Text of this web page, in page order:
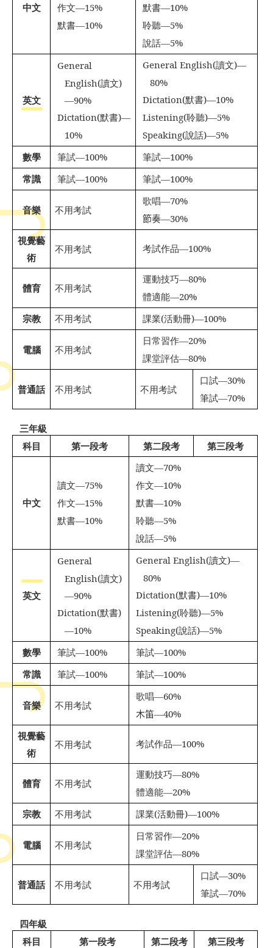
中文 作文—15%
默書—10%
默書—10%
聆聽—5%
說話—5%
英文
General
English(讀文)
—90%
Dictation(默書)—
10%
General English(讀文)—
80%
Dictation(默書)—10%
Listening(聆聽)—5%
Speaking(說話)—5%
數學
筆試—100% 筆試—100%
常識
筆試—100% 筆試—100%
音樂 不用考試
歌唱—70%
節奏—30%
視覺藝
術
不用考試 考試作品—100%
體育 不用考試
運動技巧—80%
體適能—20%
宗教
不用考試 課業(活動冊)—100%
電腦 不用考試
日常習作—20%
課堂評估—80%
普通話 不用考試 不用考試
口試—30%
筆試—70%
三年級
科目
第一段考 第二段考 第三段考
中文
讀文—75%
作文—15%
默書—10%
讀文—70%
作文—10%
默書—10%
聆聽—5%
說話—5%
英文
General
English(讀文)
—90%
Dictation(默書)
—10%
General English(讀文)—
80%
Dictation(默書)—10%
Listening(聆聽)—5%
Speaking(說話)—5%
數學
筆試—100% 筆試—100%
常識
筆試—100% 筆試—100%
音樂 不用考試
歌唱—60%
木笛—40%
視覺藝
術
不用考試 考試作品—100%
體育 不用考試
運動技巧—80%
體適能—20%
宗教
不用考試 課業(活動冊)—100%
電腦 不用考試
日常習作—20%
課堂評估—80%
普通話 不用考試 不用考試
口試—30%
筆試—70%
四年級
科目
第一段考 第二段考 第三段考